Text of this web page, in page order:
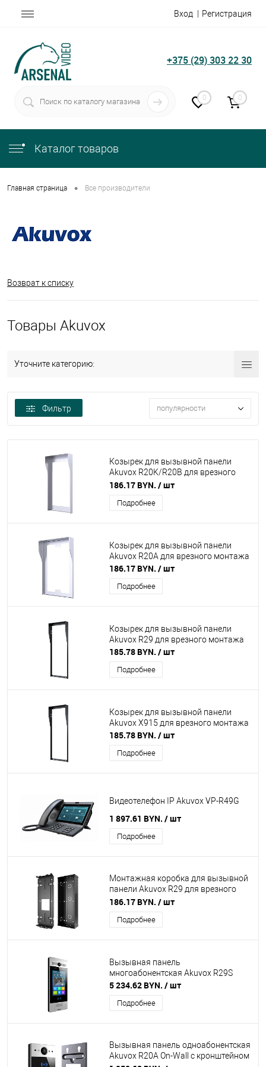
Вход Регистрация
+375 (29) 303 22 30
0 0
Каталог товаров
Главная страница • Все производители
Возврат к списку
Товары Akuvox
Уточните категорию:
Фильтр популярности
Козырек для вызывной панели
Akuvox R20K/R20B для врезного
монтажа
186.17 BYN. / шт
Подробнее
Козырек для вызывной панели
Akuvox R20A для врезного монтажа
186.17 BYN. / шт
Подробнее
Козырек для вызывной панели
Akuvox R29 для врезного монтажа
185.78 BYN. / шт
Подробнее
Козырек для вызывной панели
Akuvox X915 для врезного монтажа
185.78 BYN. / шт
Подробнее
Видеотелефон IP Akuvox VP-R49G
1 897.61 BYN. / шт
Подробнее
Монтажная коробка для вызывной
панели Akuvox R29 для врезного
монтажа
186.17 BYN. / шт
Подробнее
Вызывная панель
многоабонентская Akuvox R29S
5 234.62 BYN. / шт
Подробнее
Вызывная панель одноабонентская
Akuvox R20A On-Wall с кронштейном